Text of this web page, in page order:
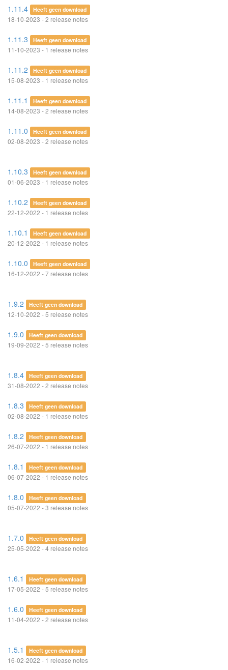
1.11.4 Heeft geen download
18-10-2023 - 2 release notes
1.11.3 Heeft geen download
11-10-2023 - 1 release notes
1.11.2 Heeft geen download
15-08-2023 - 1 release notes
1.11.1 Heeft geen download
14-08-2023 - 2 release notes
1.11.0 Heeft geen download
02-08-2023 - 2 release notes
1.10.3 Heeft geen download
01-06-2023 - 1 release notes
1.10.2 Heeft geen download
22-12-2022 - 1 release notes
1.10.1 Heeft geen download
20-12-2022 - 1 release notes
1.10.0 Heeft geen download
16-12-2022 - 7 release notes
1.9.2 Heeft geen download
12-10-2022 - 5 release notes
1.9.0 Heeft geen download
19-09-2022 - 5 release notes
1.8.4 Heeft geen download
31-08-2022 - 2 release notes
1.8.3 Heeft geen download
02-08-2022 - 1 release notes
1.8.2 Heeft geen download
26-07-2022 - 1 release notes
1.8.1 Heeft geen download
06-07-2022 - 1 release notes
1.8.0 Heeft geen download
05-07-2022 - 3 release notes
1.7.0 Heeft geen download
25-05-2022 - 4 release notes
1.6.1 Heeft geen download
17-05-2022 - 5 release notes
1.6.0 Heeft geen download
11-04-2022 - 2 release notes
1.5.1 Heeft geen download
16-02-2022 - 1 release notes